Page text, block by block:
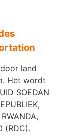
land
Het wordt
SOEDAN
(RDC).